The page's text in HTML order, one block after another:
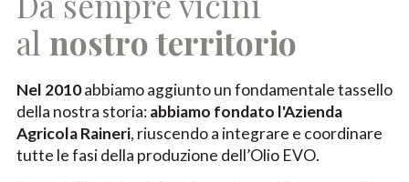
al nostro territorio
Nel 2010abbiamo aggiunto un fondamentale tassello
della nostra storia:abbiamo fondato l'Azienda
Agricola Raineri, riuscendo a integrare e coordinare
tutte le fasi della produzione dell’Olio EVO.